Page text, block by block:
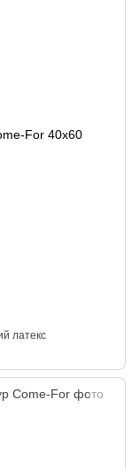
For 40х60
латекс